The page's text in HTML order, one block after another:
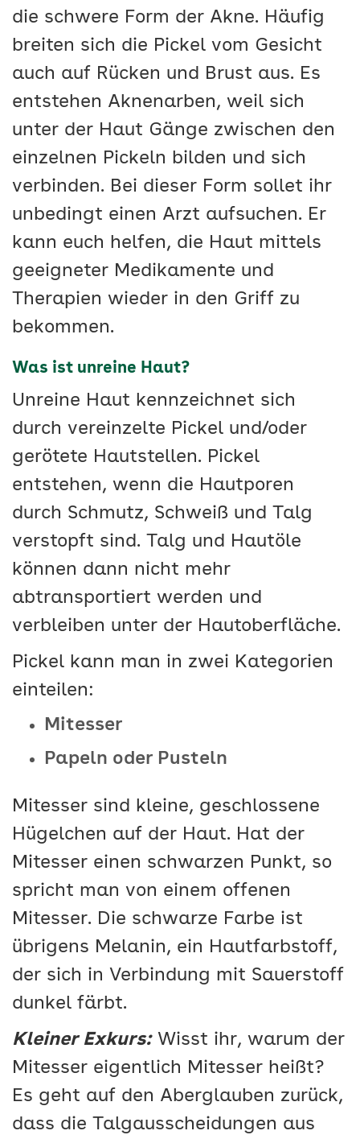
die schwere Form der Akne. Häufig
breiten sich die Pickel vom Gesicht
auch auf Rücken und Brust aus. Es
entstehen Aknenarben, weil sich
unter der Haut Gänge zwischen den
einzelnen Pickeln bilden und sich
verbinden. Bei dieser Form sollet ihr
unbedingt einen Arzt aufsuchen. Er
kann euch helfen, die Haut mittels
geeigneter Medikamente und
Therapien wieder in den Griff zu
bekommen.
Was ist unreine Haut?
Unreine Haut kennzeichnet sich
durch vereinzelte Pickel und/oder
gerötete Hautstellen. Pickel
entstehen, wenn die Hautporen
durch Schmutz, Schweiß und Talg
verstopft sind. Talg und Hautöle
können dann nicht mehr
abtransportiert werden und
verbleiben unter der Hautoberfläche.
Pickel kann man in zwei Kategorien
einteilen:
Mitesser
Papeln oder Pusteln
Mitesser sind kleine, geschlossene
Hügelchen auf der Haut. Hat der
Mitesser einen schwarzen Punkt, so
spricht man von einem offenen
Mitesser. Die schwarze Farbe ist
übrigens Melanin, ein Hautfarbstoff,
der sich in Verbindung mit Sauerstoff
dunkel färbt.
Kleiner Exkurs:Wisst ihr, warum der
Mitesser eigentlich Mitesser heißt?
Es geht auf den Aberglauben zurück,
dass die Talgausscheidungen aus